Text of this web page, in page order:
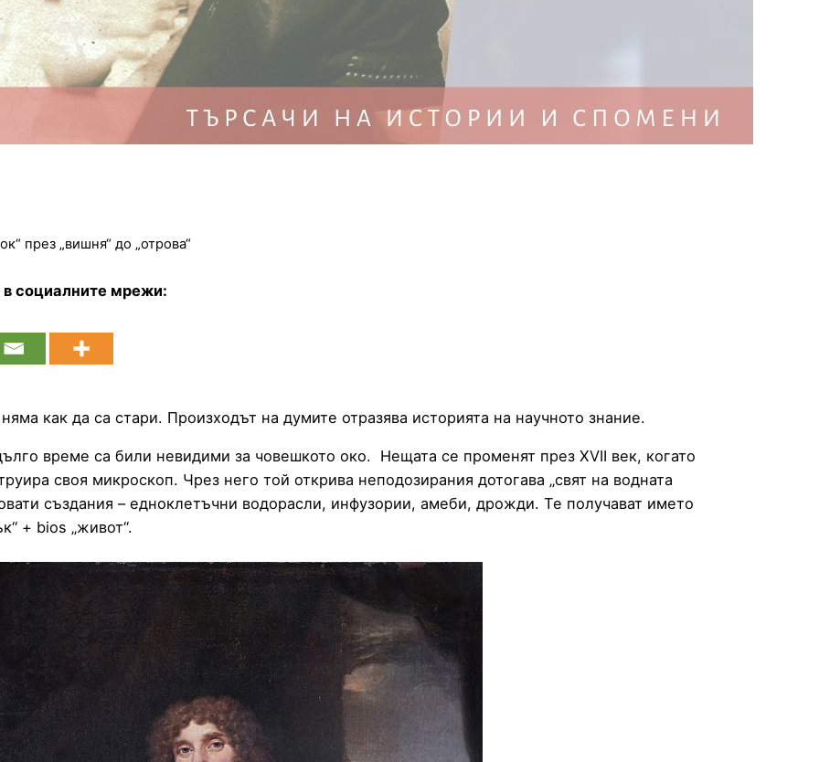
през „вишня“ до „отрова“
в социалните мрежи:
как да са стари. Произходът на думите отразява историята на научното знание.
време са били невидими за човешкото око. Нещата се променят през ХVІІ век, когато
своя микроскоп. Чрез него той открива неподозирания дотогава „свят на водната
създания – едноклетъчни водорасли, инфузории, амеби, дрожди. Те получават името
+ bios „живот“.